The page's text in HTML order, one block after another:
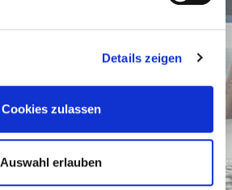
Details zeigen
Cookies zulassen
Auswahl erlauben